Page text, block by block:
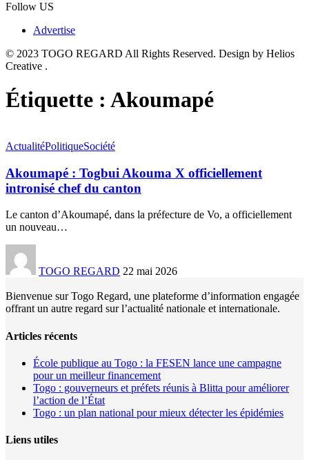
Follow US
Advertise
© 2023 TOGO REGARD All Rights Reserved. Design by Helios
Creative .
Étiquette : Akoumapé
ActualitéPolitiqueSociété
Akoumapé : Togbui Akouma X officiellement
intronisé chef du canton
Le canton d’Akoumapé, dans la préfecture de Vo, a officiellement
un nouveau…
TOGO REGARD 22 mai 2026
Bienvenue sur Togo Regard, une plateforme d’information engagée
offrant un autre regard sur l’actualité nationale et internationale.
Articles récents
École publique au Togo : la FESEN lance une campagne
pour un meilleur financement
Togo : gouverneurs et préfets réunis à Blitta pour améliorer
l’action de l’État
Togo : un plan national pour mieux détecter les épidémies
Liens utiles